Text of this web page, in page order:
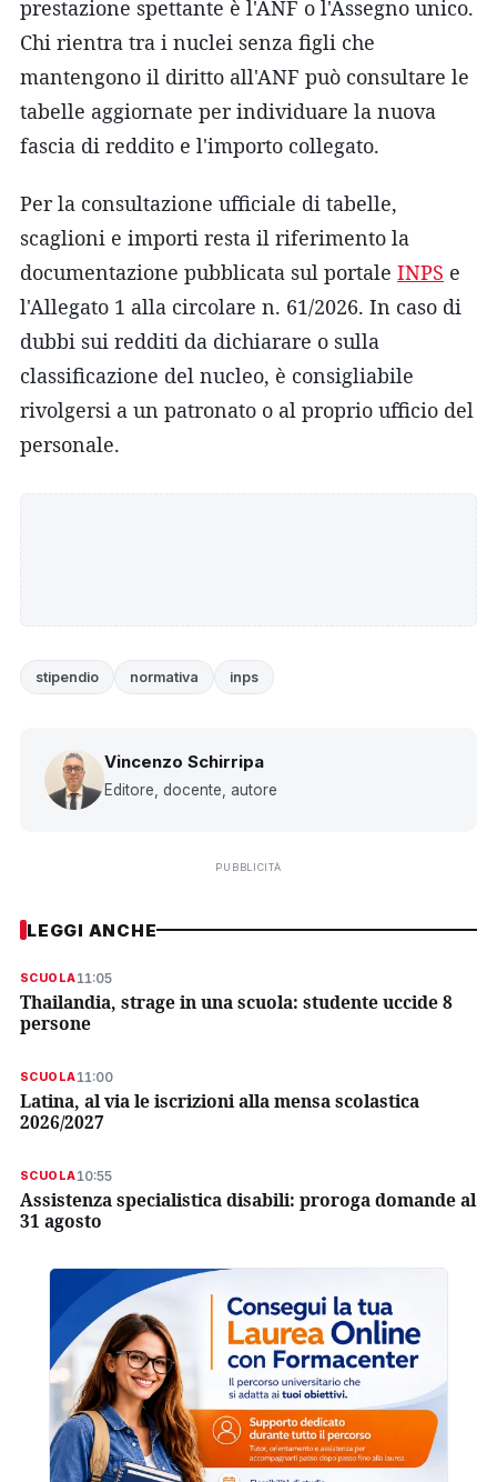
prestazione spettante è l'ANF o l'Assegno unico.
Chi rientra tra i nuclei senza figli che
mantengono il diritto all'ANF può consultare le
tabelle aggiornate per individuare la nuova
fascia di reddito e l'importo collegato.
Per la consultazione ufficiale di tabelle,
scaglioni e importi resta il riferimento la
documentazione pubblicata sul portale INPS e
l'Allegato 1 alla circolare n. 61/2026. In caso di
dubbi sui redditi da dichiarare o sulla
classificazione del nucleo, è consigliabile
rivolgersi a un patronato o al proprio ufficio del
personale.
stipendio normativa inps
Vincenzo Schirripa
Editore, docente, autore
PUBBLICITÀ
LEGGI ANCHE
SCUOLA11:05
Thailandia, strage in una scuola: studente uccide 8
persone
SCUOLA11:00
Latina, al via le iscrizioni alla mensa scolastica
2026/2027
SCUOLA10:55
Assistenza specialistica disabili: proroga domande al
31 agosto